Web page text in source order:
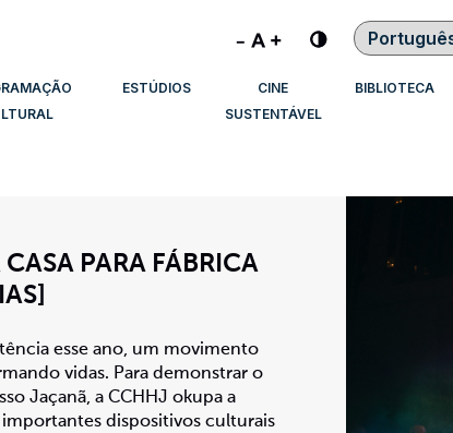
Contraste
ESTÚDIOS
CINE
SUSTENTÁVEL
BIBLIOTECA
PARA FÁBRICA
esse ano, um movimento
vidas. Para demonstrar o
Jaçanã, a CCHHJ okupa a
dispositivos culturais